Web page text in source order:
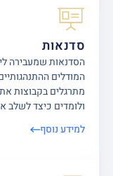
סדנאות
הסדנאות שמעבירה
המודלים
מתרגלים בקבוצות את
ולומדים כיצד לשלב
למידע נוסף